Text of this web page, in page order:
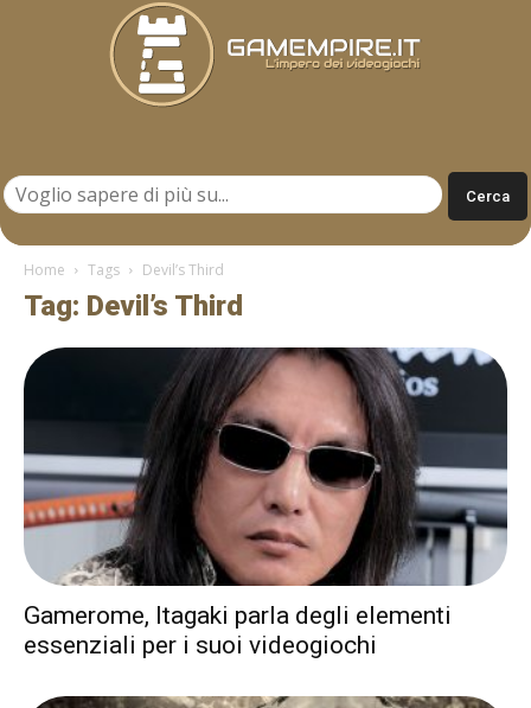
Home Tags Devil’s Third
Tag: Devil’s Third
Gamerome, Itagaki parla degli elementi
essenziali per i suoi videogiochi